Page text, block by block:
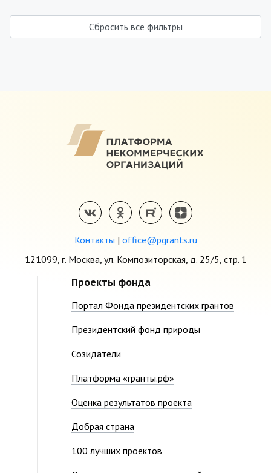
Сбросить все фильтры
Контакты | office@pgrants.ru
121099, г. Москва, ул. Композиторская, д. 25/5, стр. 1
Проекты фонда
Портал Фонда президентских грантов
Президентский фонд природы
Созидатели
Платформа «гранты.рф»
Оценка результатов проекта
Добрая страна
100 лучших проектов